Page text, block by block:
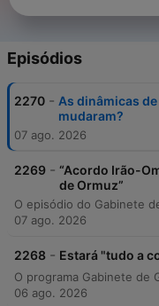
Episódios
2270 - As dinâmicas
mudaram?
07 ago. 2026
2269 - “Acordo Irão-
de Ormuz”
07 ago. 2026
2268 - Estará "tudo a
06 ago. 2026